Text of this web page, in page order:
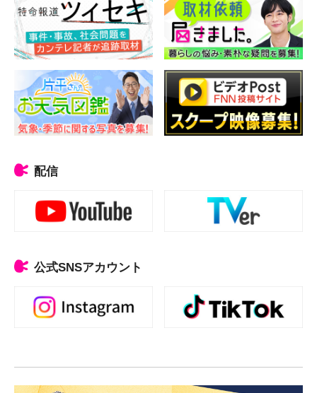
配信
公式SNSアカウント